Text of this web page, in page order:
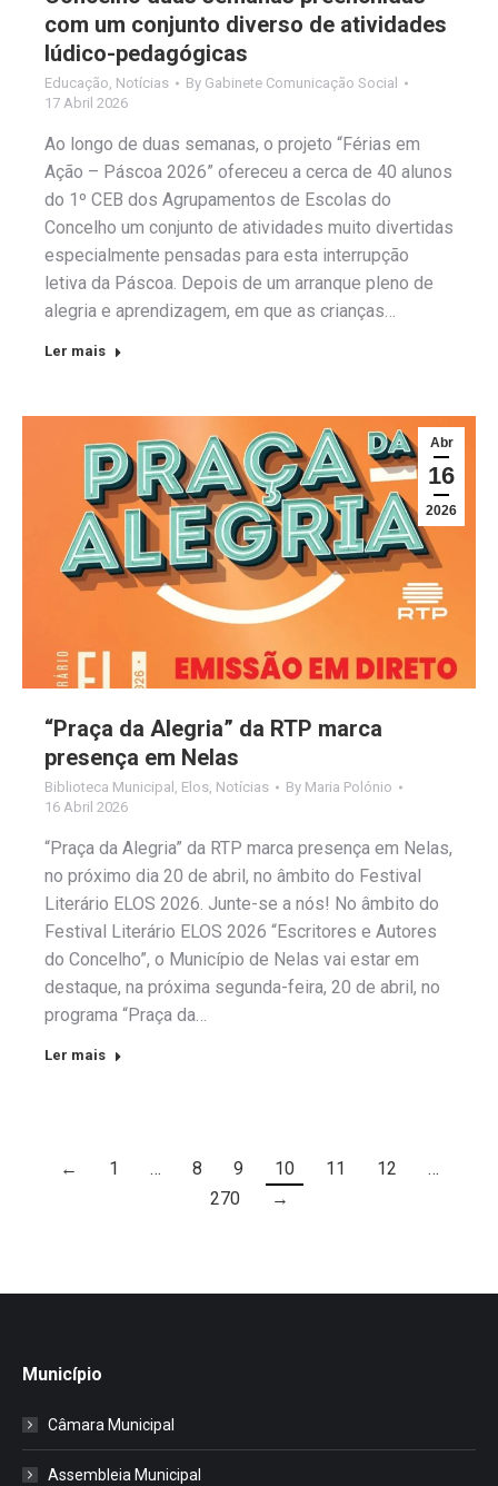
com um conjunto diverso de atividades
lúdico-pedagógicas
Educação, Notícias By Gabinete Comunicação Social
17 Abril 2026
Ao longo de duas semanas, o projeto “Férias em
Ação – Páscoa 2026” ofereceu a cerca de 40 alunos
do 1º CEB dos Agrupamentos de Escolas do
Concelho um conjunto de atividades muito divertidas
especialmente pensadas para esta interrupção
letiva da Páscoa. Depois de um arranque pleno de
alegria e aprendizagem, em que as crianças…
Ler mais
Abr
16
2026
“Praça da Alegria” da RTP marca
presença em Nelas
Biblioteca Municipal Elos Notícias By Maria Polónio
16 Abril 2026
“Praça da Alegria” da RTP marca presença em Nelas,
no próximo dia 20 de abril, no âmbito do Festival
Literário ELOS 2026. Junte-se a nós! No âmbito do
Festival Literário ELOS 2026 “Escritores e Autores
do Concelho”, o Município de Nelas vai estar em
destaque, na próxima segunda-feira, 20 de abril, no
programa “Praça da…
Ler mais
← 1 … 8 9 10 11 12
…
270
→
Município
Câmara Municipal
Assembleia Municipal